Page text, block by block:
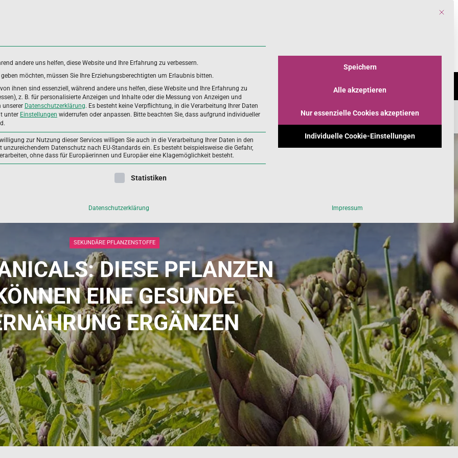
ANWENDERGRUPPEN ALLGEMEINES WISSENSCHAFT
Botanicals: Diese Pflanzen können eine gesunde Ernährung ergänzen
SEKUNDÄRE PFLANZENSTOFFE
DIESE PFLANZEN
EINE GESUNDE
ERGÄNZEN
Mit
andere uns helfen, diese Website und Ihre Erfahrung zu verbessern.
möchten, müssen Sie Ihre Erziehungsberechtigten um Erlaubnis bitten.
ihnen sind essenziell, während andere uns helfen, diese Website und Ihre Erfahrung zu
z. B. für personalisierte Anzeigen und Inhalte oder die Messung von Anzeigen und
unserer Datenschutzerklärung. Es besteht keine Verpflichtung, in die Verarbeitung Ihrer Daten
unter Einstellungen widerrufen oder anpassen. Bitte beachten Sie, dass aufgrund individueller
zur Nutzung dieser Services willigen Sie auch in die Verarbeitung Ihrer Daten in den
Datenschutz nach EU-Standards ein. Es besteht beispielsweise die Gefahr,
ohne dass für Europäerinnen und Europäer eine Klagemöglichkeit besteht.
erteilt werden kann. Die erste Service-Gruppe ist essenziell und kann nicht abgewählt werden.
Statistiken
Speichern
Alle akzeptieren
Nur essenzielle Cookies akzeptieren
Individuelle Cookie-Einstellungen
Datenschutzerklärung Impressum